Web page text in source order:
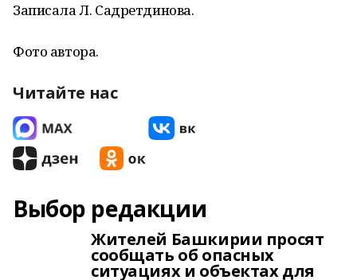
Записала Л. Садретдинова.
Фото автора.
Читайте нас
Выбор редакции
Жителей Башкирии просят
сообщать об опасных
ситуациях и объектах для